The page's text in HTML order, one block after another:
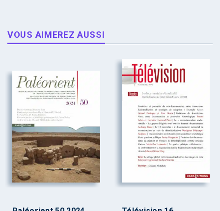
VOUS AIMEREZ AUSSI